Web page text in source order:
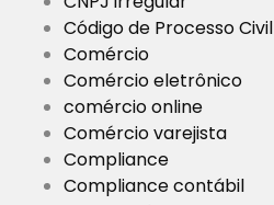
Código de Processo Civil
Comércio
Comércio eletrônico
comércio online
Comércio varejista
Compliance
Compliance contábil